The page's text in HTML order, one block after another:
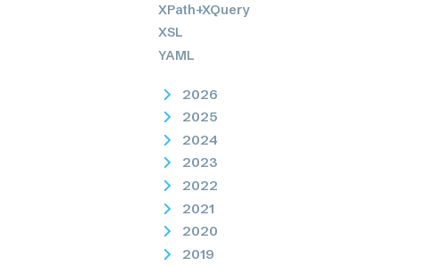
XPath+XQuery
XSL
YAML
2026
2025
2024
2023
2022
2021
2020
2019